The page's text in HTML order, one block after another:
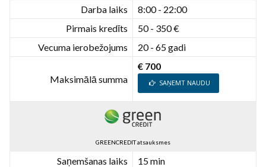
Darba laiks
8:00 - 22:00
Pirmais kredīts
50 - 350 €
Vecuma ierobežojums
20 - 65 gadi
Maksimālā summa
€ 700
SAŅEMT NAUDU
GREENCREDIT atsauksmes
Saņemšanas laiks
15 min